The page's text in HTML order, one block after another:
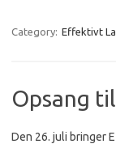
Category: Effektivt
Opsang
Den 26. juli bringer